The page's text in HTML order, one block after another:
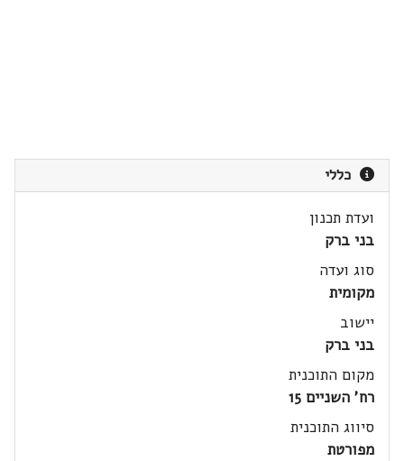
כללי
ועדת תכנון
בני ברק
סוג ועדה
מקומית
יישוב
בני ברק
מקום התוכנית
רח' השניים 15
סיווג התוכנית
מפורטת